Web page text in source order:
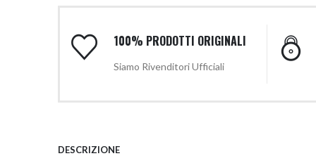
100% PRODOTTI ORIGINALI
Siamo Rivenditori Ufficiali
DESCRIZIONE